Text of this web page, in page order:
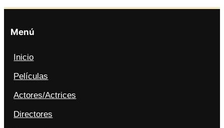
Menú
Inicio
Películas
Actores/Actrices
Directores